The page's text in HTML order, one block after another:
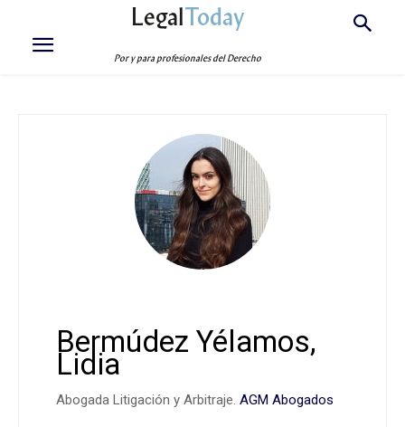
LegalToday
Por y para profesionales del Derecho
Bermúdez Yélamos,
Lidia
Abogada Litigación y Arbitraje. AGM Abogados